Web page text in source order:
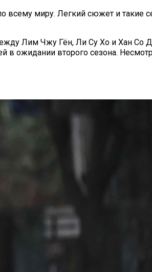
миру. Легкий сюжет и такие
Лим Чжу Гён, Ли Су Хо и Хан
ожидании второго сезона.